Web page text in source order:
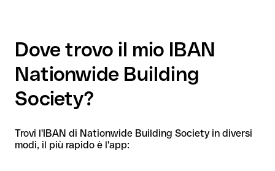
Dove trovo il mio IBAN
Nationwide Building
Society?
Trovi l'IBAN di Nationwide Building Society in diversi
modi, il più rapido è l'app: